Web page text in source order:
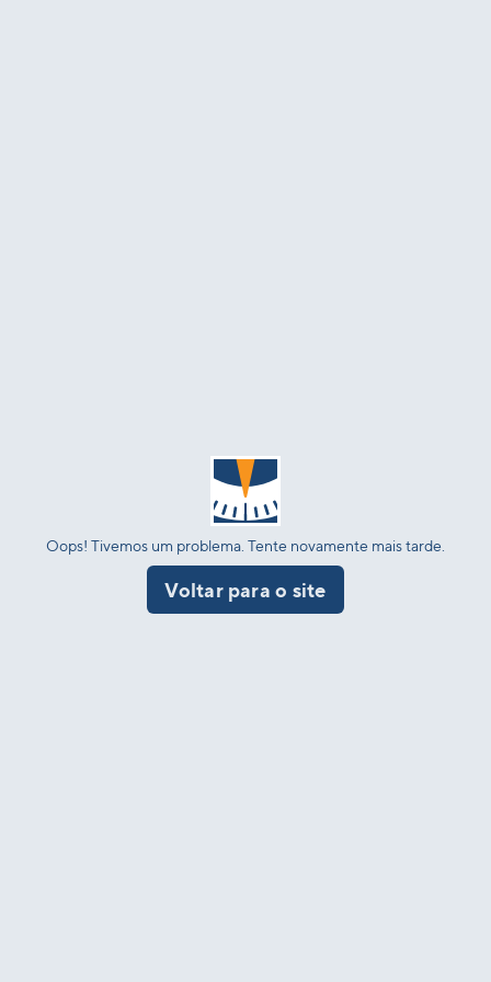
Oops! Tivemos um problema. Tente novamente mais tarde.
Voltar para o site